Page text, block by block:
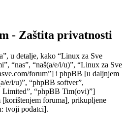
- Zaštita privatnosti
u detalje, kako “Linux za Sve
“nas”, “naš(a/e/i/u)”, “Linux za Sve
forum”] i phpBB [u daljnjem
e/i/u)”, “phpBB softver”,
“phpBB Tim(ovi)”]
foruma], prikupljene
tvoji podatci].